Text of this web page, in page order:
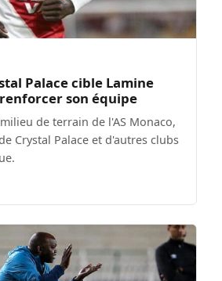
Palace cible Lamine
son équipe
de terrain de l'AS Monaco,
Crystal Palace et d'autres clubs